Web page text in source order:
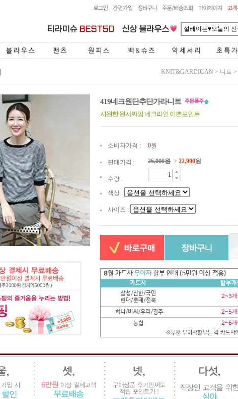
KNIT&GARDIGAN > 니트 >
419네크원단추단가라니트
시원한 원사짜임 네크라인 이쁜포인트
소비자가격 : 0원
판매가격 : 26,000원 > 22,900원
수량 :
색상 :
사이즈 :